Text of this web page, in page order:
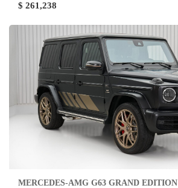
$ 261,238
MERCEDES-AMG G63 GRAND EDITION